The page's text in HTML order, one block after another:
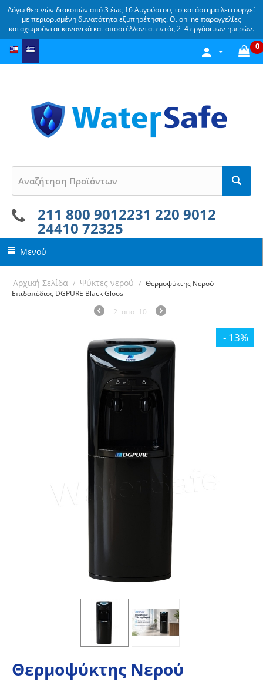
Λόγω θερινών διακοπών από 3 έως 16 Αυγούστου, το κατάστημα λειτουργεί
με περιορισμένη δυνατότητα εξυπηρέτησης. Οι online παραγγελίες
καταχωρούνται κανονικά και αποστέλλονται εντός 2–4 εργάσιμων ημερών.
0
211 800 9012231 220 9012
24410 72325
Μενού
Αρχική Σελίδα / Ψύκτες νερού / Θερμοψύκτης Νερού
Επιδαπέδιος DGPURE Black Gloos
2 απο 10
- 13%
Θερμοψύκτης Νερού